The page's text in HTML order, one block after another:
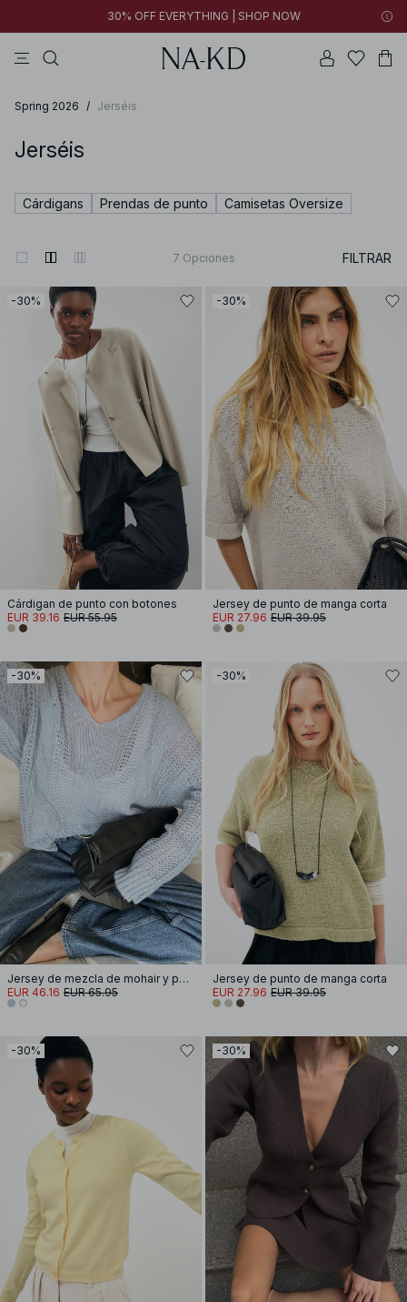
30% OFF EVERYTHING | SHOP NOW
Spring 2026 / Jerséis
Jerséis
Cárdigans Prendas de punto Camisetas Oversize
7 Opciones FILTRAR
-30%
Cárdigan de punto con botones
EUR 39.16 EUR 55.95
-30%
Jersey de punto de manga corta
EUR 27.96 EUR 39.95
-30%
Jersey de mezcla de mohair y punto
EUR 46.16 EUR 65.95
-30%
Jersey de punto de manga corta
EUR 27.96 EUR 39.95
-30% -30%